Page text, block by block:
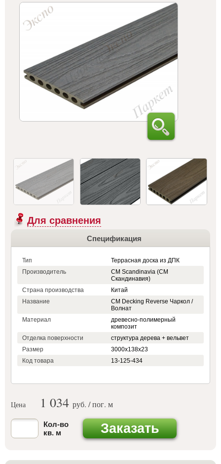
Для сравнения
Спецификация
Тип
Террасная доска из ДПК
Производитель
CM Scandinavia (СМ
Скандинавия)
Страна производства
Китай
Название
CM Decking Reverse Чаркол /
Волнат
Материал
древесно-полимерный
композит
Отделка поверхности
структура дерева + вельвет
Размер
3000х138х23
Код товара
13-125-434
Цена 1 034 руб. / пог. м
Кол-во
кв. м
Заказать